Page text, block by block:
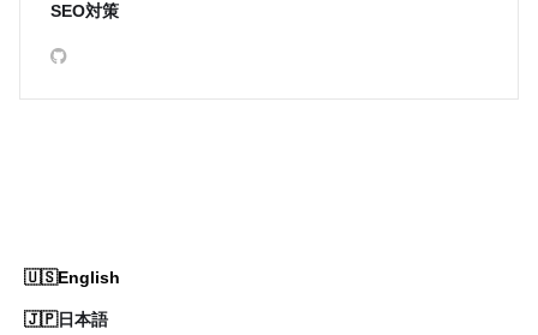
SEO対策
English
日本語